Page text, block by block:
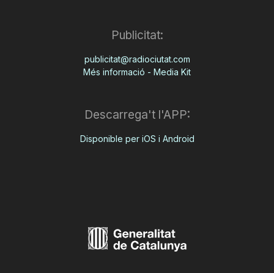
Publicitat:
publicitat@radiociutat.com
Més informació - Media Kit
Descarrega't l'APP:
Disponible per iOS i Android